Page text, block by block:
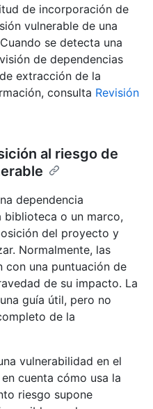
de incorporación de
vulnerable de una
se detecta una
de dependencias
extracción de la
consulta Revisión
al riesgo de
dependencia
biblioteca o un marco,
del proyecto y
Normalmente, las
con una puntuación de
de su impacto. La
guía útil, pero no
de la
vulnerabilidad en el
cuenta cómo usa la
riesgo supone